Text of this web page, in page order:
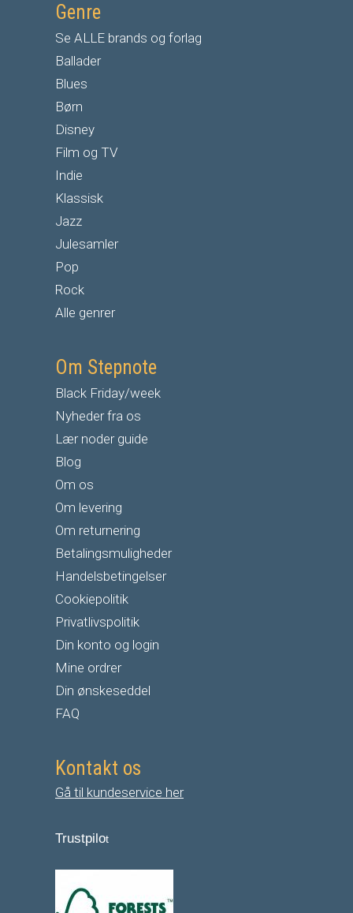
Genre
Se ALLE brands og forlag
Ballader
Blues
Børn
Disney
Film og TV
Indie
Klassisk
Jazz
Julesamler
Pop
Rock
Alle genrer
Om Stepnote
Black Friday/week
Nyheder fra os
Lær noder guide
Blog
Om os
Om levering
Om returnering
Betalingsmuligheder
Handelsbetingelser
Cookiepolitik
Privatlivspolitik
Din konto og login
Mine ordrer
Din ønskeseddel
FAQ
Kontakt os
Gå til kundeservice her
Trustpilot